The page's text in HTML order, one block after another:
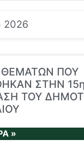
2026
ΘΕΜΑΤΩΝ ΠΟΥ
ΣΤΗΝ 15η
ΤΟΥ
»